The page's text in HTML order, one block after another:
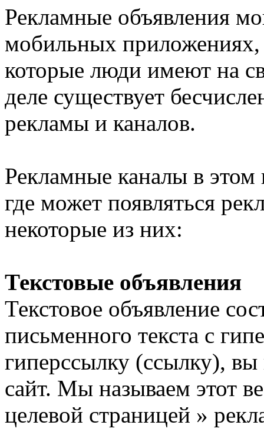
Рекламные объявления
мобильных приложениях,
которые люди имеют на
деле существует
рекламы и каналов.
Рекламные каналы в этом
где может появляться
некоторые из них:
Текстовые объявления
Текстовое объявление
письменного текста с
гиперссылку (ссылку),
сайт. Мы называем этот
целевой страницей »